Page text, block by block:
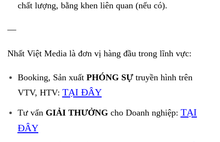
chất lượng, bằng khen liên quan (nếu có).
—
Nhất Việt Media là đơn vị hàng đầu trong lĩnh vực:
Booking, Sản xuất PHÓNG SỰtruyền hình trên
VTV, HTV: TẠI ĐÂY
Tư vấn GIẢI THƯỞNGcho Doanh nghiệp: TẠI
ĐÂY